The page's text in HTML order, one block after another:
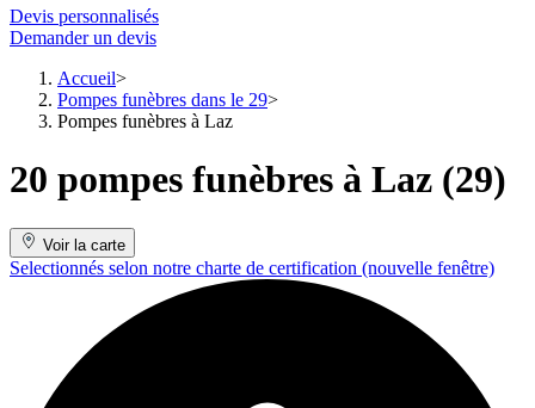
Devis personnalisés
Demander un devis
Accueil
Pompes funèbres dans le 29
Pompes funèbres à Laz
20 pompes funèbres à Laz (29)
Voir la carte
Selectionnés selon notre charte de certification (nouvelle fenêtre)